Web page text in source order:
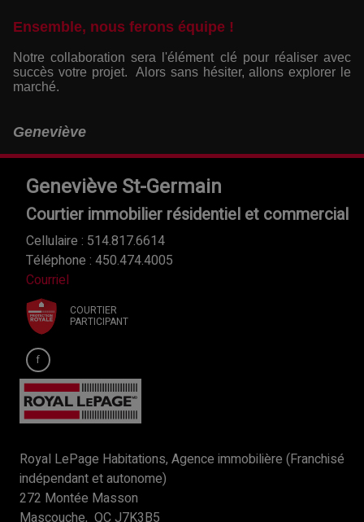
Ensemble, nous ferons équipe !
Notre collaboration sera l'élément clé pour réaliser avec
succès votre projet. Alors sans hésiter, allons explorer le
marché.
Geneviève
Geneviève St-Germain
Courtier immobilier résidentiel et commercial
Cellulaire : 514.817.6614
Téléphone : 450.474.4005
Courriel
COURTIER
PARTICIPANT
Royal LePage Habitations, Agence immobilière (Franchisé
indépendant et autonome)
272 Montée Masson
Mascouche, QC J7K3B5